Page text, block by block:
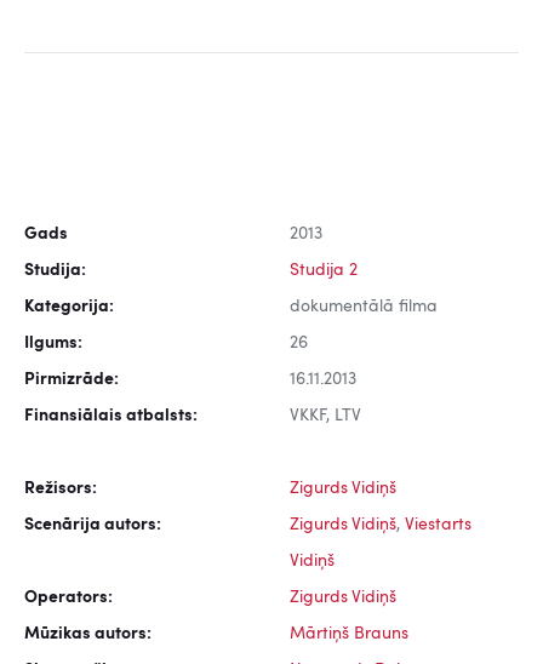
Gads 2013
Studija: Studija 2
Kategorija: dokumentālā filma
Ilgums: 26
Pirmizrāde: 16.11.2013
Finansiālais atbalsts: VKKF, LTV
Režisors: Zigurds Vidiņš
Scenārija autors: Zigurds Vidiņš, Viestarts
Vidiņš
Operators: Zigurds Vidiņš
Mūzikas autors: Mārtiņš Brauns